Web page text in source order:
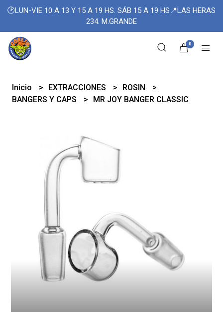
🕑LUN-VIE 10 A 13 Y 15 A 19 HS. SÁB 15 A 19 HS📍LAS HERAS
234. M.GRANDE
0
Inicio EXTRACCIONES
ROSIN
BANGERS Y CAPS
MR JOY BANGER CLASSIC